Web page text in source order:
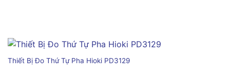
Thiết Bị Đo Thứ Tự Pha Hioki PD3129